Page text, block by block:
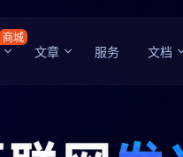
商城
文章 服务 文档